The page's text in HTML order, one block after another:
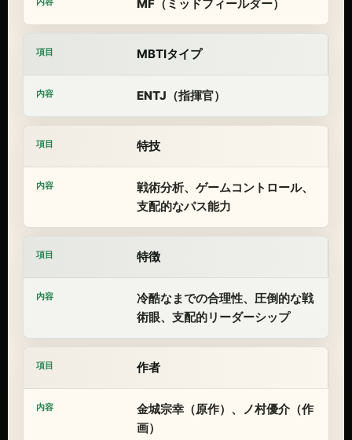
MF（ミッドフィールダー）
MBTIタイプ
ENTJ（指揮官）
特技
戦術分析、ゲームコントロール、
支配的なパス能力
特徴
冷酷なまでの合理性、圧倒的な戦
術眼、支配的リーダーシップ
作者
金城宗幸（原作）、ノ村優介（作
画）